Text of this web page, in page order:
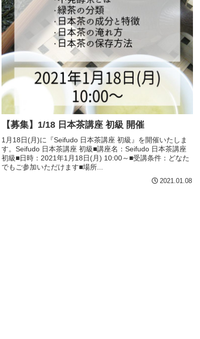
【募集】1/18 日本茶講座 初級 開催
1月18日(月)に『Seifudo 日本茶講座 初級』を開催いたしま
す。Seifudo 日本茶講座 初級■講座名：Seifudo 日本茶講座
初級■日時：2021年1月18日(月) 10:00～■受講条件：どなた
でもご参加いただけます■場所...
2021.01.08